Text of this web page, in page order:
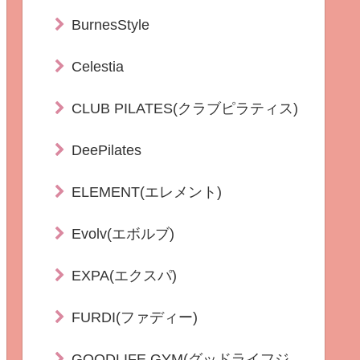
BurnesStyle
Celestia
CLUB PILATES(クラブピラティス)
DeePilates
ELEMENT(エレメント)
Evolv(エボルブ)
EXPA(エクスパ)
FURDI(ファディー)